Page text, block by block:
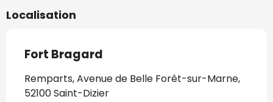
Localisation
Fort Bragard
Remparts, Avenue de Belle Forêt-sur-Marne,
52100 Saint-Dizier